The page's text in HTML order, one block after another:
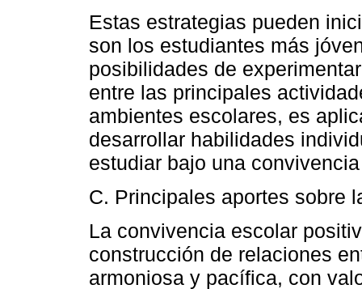
Estas estrategias pueden
son los estudiantes más
posibilidades de
entre las principales
ambientes escolares, es
desarrollar habilidades
estudiar bajo una
C. Principales aportes sobre
La convivencia escolar
construcción de relaciones
armoniosa y pacífica, con